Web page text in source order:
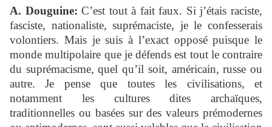
A. Douguine:C’est tout à fait faux. Si j’étais raciste,
fasciste, nationaliste, suprémaciste, je le confesserais
volontiers. Mais je suis à l’exact opposé puisque le
monde multipolaire que je défends est tout le contraire
du suprémacisme, quel qu’il soit, américain, russe ou
autre. Je pense que toutes les civilisations, et
notamment les cultures dites archaïques,
traditionnelles ou basées sur des valeurs prémodernes